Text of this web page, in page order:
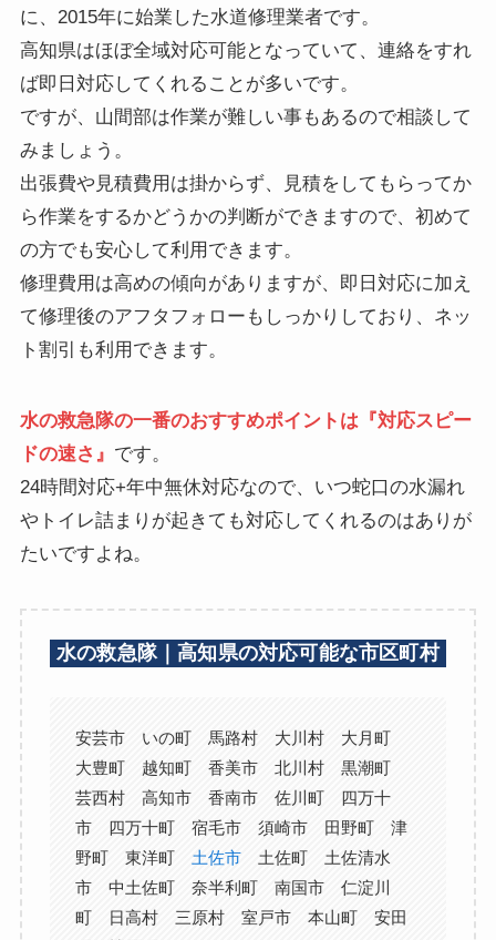
に、2015年に始業した水道修理業者です。
高知県はほぼ全域対応可能となっていて、連絡をすれ
ば即日対応してくれることが多いです。
ですが、山間部は作業が難しい事もあるので相談して
みましょう。
出張費や見積費用は掛からず、見積をしてもらってか
ら作業をするかどうかの判断ができますので、初めて
の方でも安心して利用できます。
修理費用は高めの傾向がありますが、即日対応に加え
て修理後のアフタフォローもしっかりしており、ネッ
ト割引も利用できます。
水の救急隊の一番のおすすめポイントは『対応スピー
ドの速さ』 です。
24時間対応+年中無休対応なので、いつ蛇口の水漏れ
やトイレ詰まりが起きても対応してくれるのはありが
たいですよね。
水の救急隊｜高知県の対応可能な市区町村
安芸市 いの町 馬路村 大川村 大月町
大豊町 越知町 香美市 北川村 黒潮町
芸西村 高知市 香南市 佐川町 四万十
市 四万十町 宿毛市 須崎市 田野町 津
野町 東洋町 土佐市 土佐町 土佐清水
市 中土佐町 奈半利町 南国市 仁淀川
町 日高村 三原村 室戸市 本山町 安田